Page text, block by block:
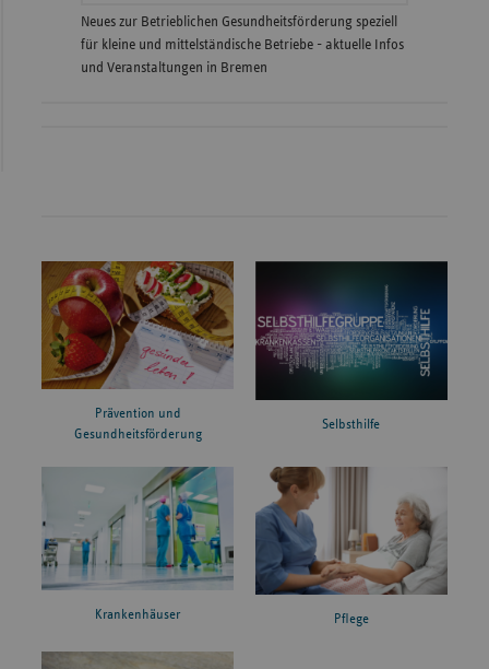
Neues zur Betrieblichen Gesundheitsförderung speziell
für kleine und mittelständische Betriebe - aktuelle Infos
und Veranstaltungen in Bremen
Prävention und
Gesundheitsförderung
Selbsthilfe
Krankenhäuser Pflege